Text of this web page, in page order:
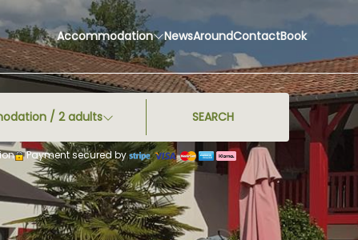
Accommodation NewsAroundContactBook
/ 2adults SEARCH
Payment secured by